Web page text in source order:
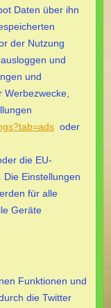
Daten über ihn
der Nutzung
und
und
Werbezwecke,
oder
die EU-
Die Einstellungen
für alle
Geräte
Funktionen und
die Twitter